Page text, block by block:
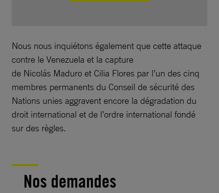
Nous nous inquiétons également que cette attaque
contre le Venezuela et la capture
de Nicolás Maduro et Cilia Flores par l’un des cinq
membres permanents du Conseil de sécurité des
Nations unies aggravent encore la dégradation du
droit international et de l’ordre international fondé
sur des règles.
Nos demandes